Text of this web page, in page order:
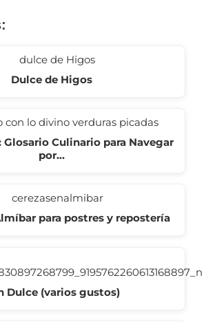
Dulce de Higos
Glosario Culinario para Navegar
por…
para postres y repostería
Dulce (varios gustos)